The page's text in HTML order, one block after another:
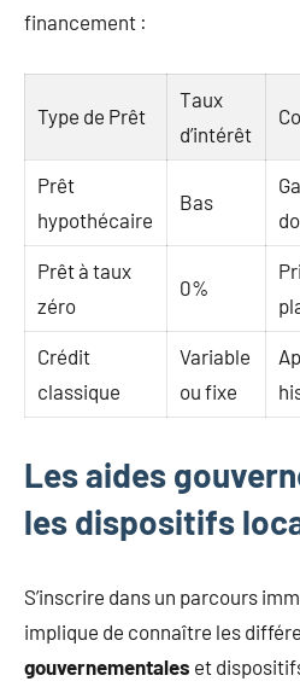
financement :
Type de Prêt
Taux
d’intérêt
Prêt
hypothécaire
Bas
Prêt à taux
zéro
0%
Crédit
classique
Variable
ou fixe
Les aides
les dispositifs
S’inscrire dans un parcours
implique de connaître les
gouvernementales et